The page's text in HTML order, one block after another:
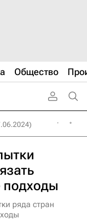
Общество
ряда стран